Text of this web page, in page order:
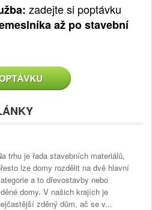
zadejte si poptávku
až po stavební
trhu je řada stavebních materiálů,
lze domy rozdělit na dvě hlavní
a to dřevostavby nebo
domy. V našich krajích je
zděný dům, ač se v...